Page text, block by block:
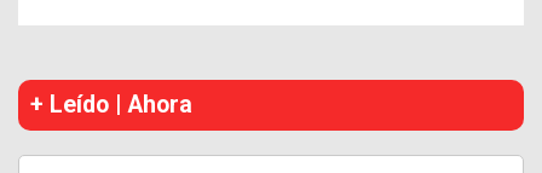
+ Leído | Ahora